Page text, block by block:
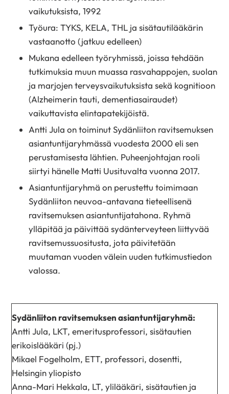
vaikutuksista, 1992
Työura: TYKS, KELA, THL ja sisätautilääkärin
vastaanotto (jatkuu edelleen)
Mukana edelleen työryhmissä, joissa tehdään
tutkimuksia muun muassa rasvahappojen, suolan
ja marjojen terveysvaikutuksista sekä kognitioon
(Alzheimerin tauti, dementiasairaudet)
vaikuttavista elintapatekijöistä.
Antti Jula on toiminut Sydänliiton ravitsemuksen
asiantuntijaryhmässä vuodesta 2000 eli sen
perustamisesta lähtien. Puheenjohtajan rooli
siirtyi hänelle Matti Uusituvalta vuonna 2017.
Asiantuntijaryhmä on perustettu toimimaan
Sydänliiton neuvoa-antavana tieteellisenä
ravitsemuksen asiantuntijatahona. Ryhmä
ylläpitää ja päivittää sydänterveyteen liittyvää
ravitsemussuositusta, jota päivitetään
muutaman vuoden välein uuden tutkimustiedon
valossa.
Sydänliiton ravitsemuksen asiantuntijaryhmä:
Antti Jula, LKT, emeritusprofessori, sisätautien
erikoislääkäri (pj.)
Mikael Fogelholm, ETT, professori, dosentti,
Helsingin yliopisto
Anna-Mari Hekkala, LT, ylilääkäri, sisätautien ja